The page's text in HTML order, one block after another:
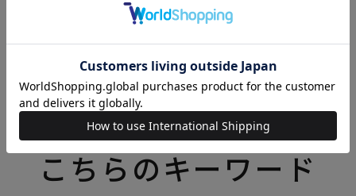
いろいろなテーマの特集一覧はこちら
こちらのキーワード